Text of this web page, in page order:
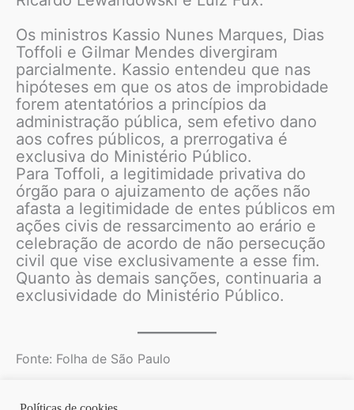
Os ministros Kassio Nunes Marques, Dias
Toffoli e Gilmar Mendes divergiram
parcialmente. Kassio entendeu que nas
hipóteses em que os atos de improbidade
forem atentatórios a princípios da
administração pública, sem efetivo dano
aos cofres públicos, a prerrogativa é
exclusiva do Ministério Público.
Para Toffoli, a legitimidade privativa do
órgão para o ajuizamento de ações não
afasta a legitimidade de entes públicos em
ações civis de ressarcimento ao erário e
celebração de acordo de não persecução
civil que vise exclusivamente a esse fim.
Quanto às demais sanções, continuaria a
exclusividade do Ministério Público.
Fonte: Folha de São Paulo